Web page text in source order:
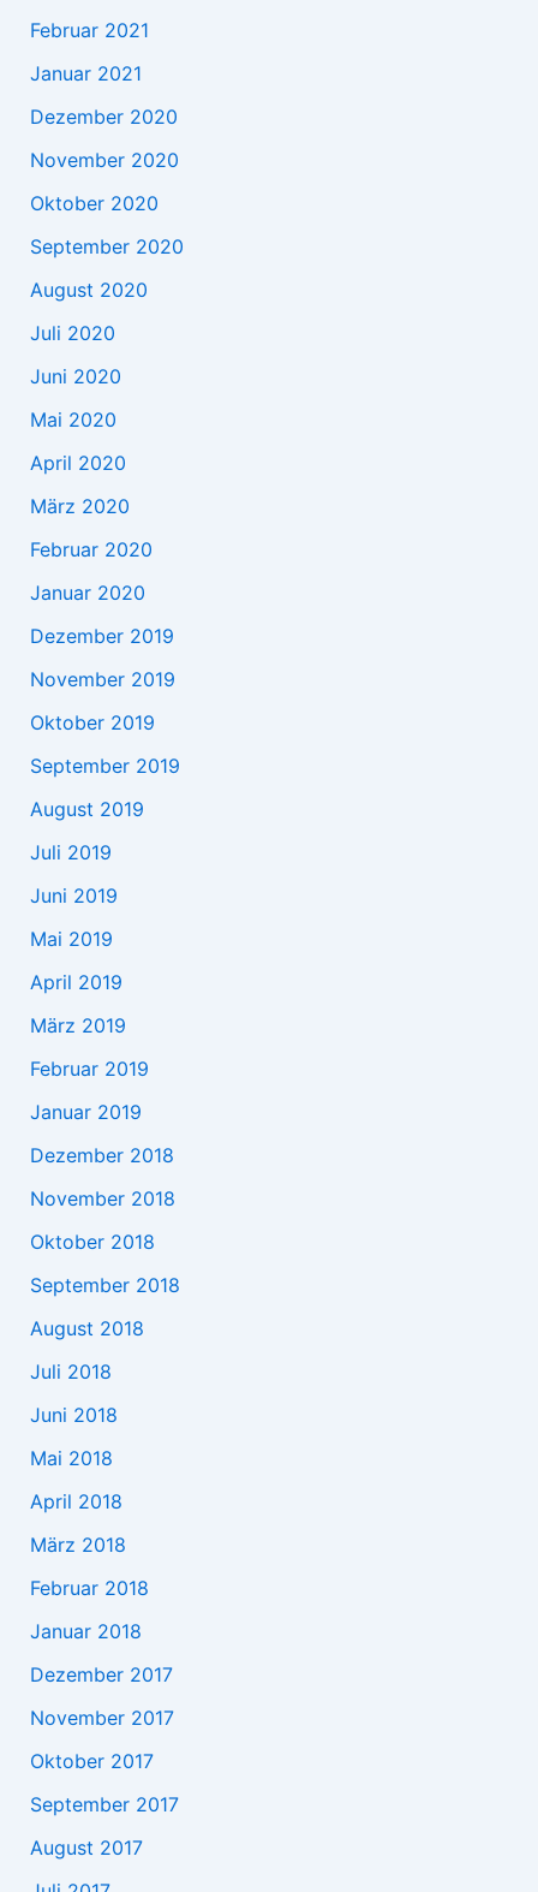
Februar 2021
Januar 2021
Dezember 2020
November 2020
Oktober 2020
September 2020
August 2020
Juli 2020
Juni 2020
Mai 2020
April 2020
März 2020
Februar 2020
Januar 2020
Dezember 2019
November 2019
Oktober 2019
September 2019
August 2019
Juli 2019
Juni 2019
Mai 2019
April 2019
März 2019
Februar 2019
Januar 2019
Dezember 2018
November 2018
Oktober 2018
September 2018
August 2018
Juli 2018
Juni 2018
Mai 2018
April 2018
März 2018
Februar 2018
Januar 2018
Dezember 2017
November 2017
Oktober 2017
September 2017
August 2017